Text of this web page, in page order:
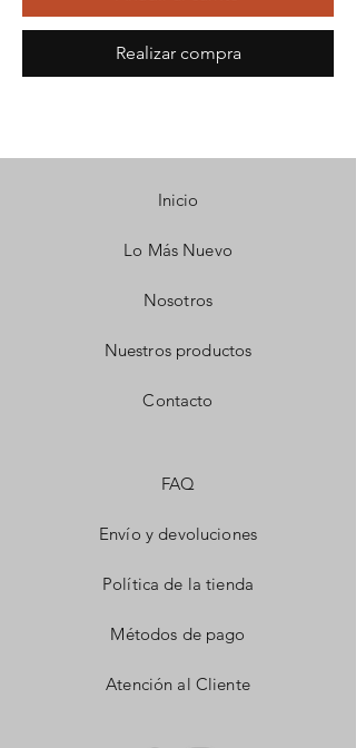
Realizar compra
Inicio
Lo Más Nuevo
Nosotros
Nuestros productos
Contacto
FAQ
Envío y devoluciones
Política de la tienda
Métodos de pago
Atención al Cliente